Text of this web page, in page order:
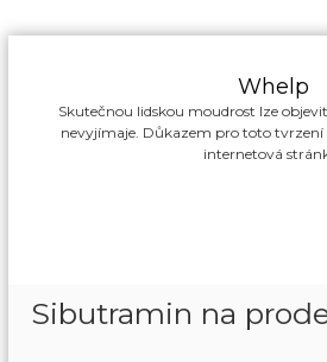
Whelp
Skutečnou lidskou moudrost lze
nevyjímaje. Důkazem pro toto tvrzení
internetová
Sibutramin na